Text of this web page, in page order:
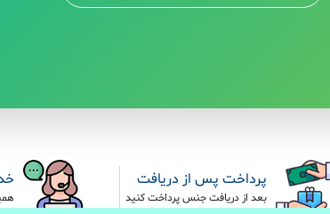
پرداخت پس از دریافت
بعد از دریافت جنس پرداخت کنید